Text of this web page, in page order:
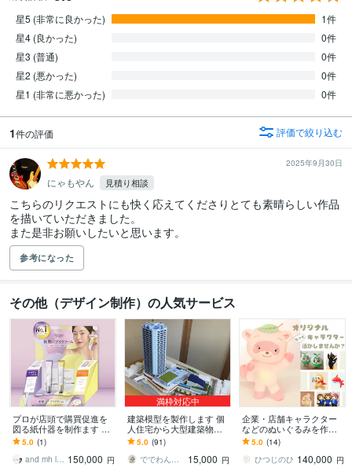
星5 (非常に良かった)
1件
星4 (良かった)
0件
星3 (普通)
0件
星2 (悪かった)
0件
星1 (非常に悪かった)
0件
1件の評価 評価で絞り込む
2025年9月30日
にゃもやん 見積り相談
こちらのリクエストにも快く応えてくださりとても素晴らしい作品
を描いていただきました。
また是非お願いしたいと思います。
参考になった
その他（デザイン制作）の人気サービス
プロが店頭で購買促進を
図る紙什器を制作ます 商
品が競り合う売り場で、
確実な情報提供と購入を
促します
5.0 (1)
and mh l 美容特化デザイナー 150,000 円
満枠対応中
建築模型を製作します 個
人住宅から大型建築物ま
でお任せください！⭐︎送料
込み⭐︎
5.0 (91)
ででわん（一級建築士）
15,000 円
企業・店舗キャラクター
などのぬいぐるみを作り
ます 可動もOK｜その子ら
しさを大切に、使い方に
合わせて設計します
5.0 (14)
ひつじのひ 140,000 円